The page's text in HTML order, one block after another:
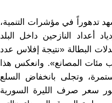
2013 هو الأسوأ، إذ شهد تدهوراً في مؤشرات التنمية،
أعداد النازحين داخل البلد
البطالة «نتيجة إفلاس عدد
مئات المصانع». وانعكس هذا
وتجلى بانخفاض السلع
سعر صرف الليرة السورية